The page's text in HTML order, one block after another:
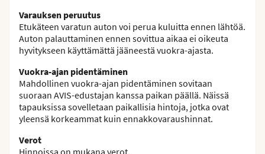
Varauksen peruutus
Etukäteen varatun auton voi perua kuluitta ennen lähtöä.
Auton palauttaminen ennen sovittua aikaa ei oikeuta
hyvitykseen käyttämättä jääneestä vuokra-ajasta.
Vuokra-ajan pidentäminen
Mahdollinen vuokra-ajan pidentäminen sovitaan
suoraan AVIS-edustajan kanssa paikan päällä. Näissä
tapauksissa sovelletaan paikallisia hintoja, jotka ovat
yleensä korkeammat kuin ennakkovaraushinnat.
Verot
Hinnoissa on mukana verot.